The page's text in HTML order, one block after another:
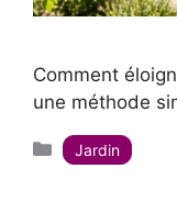
Comment
une méthode
Catégories
Jardin